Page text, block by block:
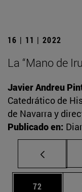
16 | 11 | 2022
La “Mano de
Javier Andreu
Catedrático de
de Navarra y
Publicado en:
Página
72